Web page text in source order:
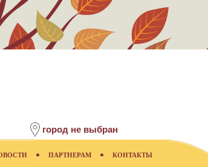
город не выбран
ПАРТНЕРАМ КОНТАКТЫ